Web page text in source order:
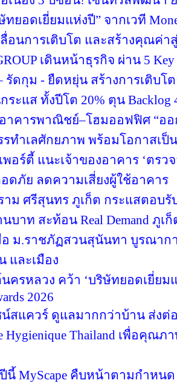
ทยอดเยี่ยมแห่งปี” จากเวที
อนการเติบโต และสร้างคุณค่า
เดินหน้าธุรกิจ ผ่าน 5
รัดกุม - ยืดหยุ่น สร้างการเติบโ
ระแส ทั้งปีโต 20% ตุน
าคารพาณิชย์–โฮมออฟฟิศ “ออ
ทำเลศักยภาพ พร้อมโอกาสเป็
อร์ตี้ แนะเจ้าของอาคาร ‘ตร
ดภัย ลดความเสี่ยงผู้ใช้อาคาร
ม ศรีสุนทร ภูเก็ต กระแสตอบรั
บาท สะท้อน Real Demand ภูเ
ม.ราชภัฏสวนสุนันทา บูรณา
และเมือง
ครหลวง คว้า ‘บริษัทยอดเยี่ยมแ
2026
น์สแควร์ ดูแลมากกว่าบ้าน ส่ง
Hygienique Thailand เพื่อคุณ
นี้ MyScape คืบหน้าตามกำหน